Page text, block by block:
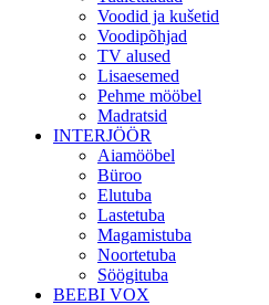
Voodid ja kušetid
Voodipõhjad
TV alused
Lisaesemed
Pehme mööbel
Madratsid
INTERJÖÖR
Aiamööbel
Büroo
Elutuba
Lastetuba
Magamistuba
Noortetuba
Söögituba
BEEBI VOX